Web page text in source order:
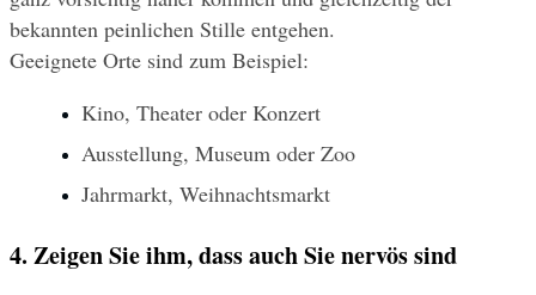
bekannten peinlichen Stille entgehen.
Geeignete Orte sind zum Beispiel:
Kino, Theater oder Konzert
Ausstellung, Museum oder Zoo
Jahrmarkt, Weihnachtsmarkt
4. Zeigen Sie ihm, dass auch Sie nervös sind